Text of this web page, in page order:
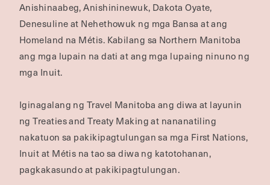
Anishinaabeg, Anishininewuk, Dakota Oyate,
Denesuline at Nehethowuk ng mga Bansa at ang
Homeland na Métis. Kabilang sa Northern Manitoba
ang mga lupain na dati at ang mga lupaing ninuno ng
mga Inuit.
Iginagalang ng Travel Manitoba ang diwa at layunin
ng Treaties and Treaty Making at nananatiling
nakatuon sa pakikipagtulungan sa mga First Nations,
Inuit at Métis na tao sa diwa ng katotohanan,
pagkakasundo at pakikipagtulungan.